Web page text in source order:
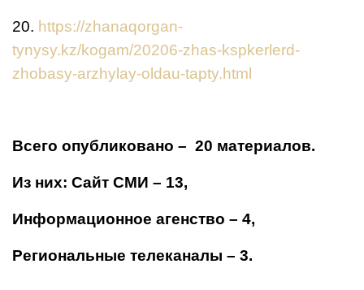
20. https://zhanaqorgan-
tynysy.kz/kogam/20206-zhas-kspkerlerd-
zhobasy-arzhylay-oldau-tapty.html
Всего опубликовано – 20 материалов.
Из них: Сайт СМИ – 13,
Информационное агенство – 4,
Региональные телеканалы – 3.